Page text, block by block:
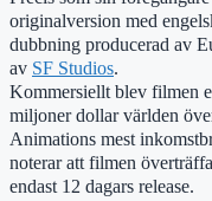
originalversion med
dubbning producerad av
av SF Studios.
Kommersiellt blev filmen
miljoner dollar världen
Animations mest
noterar att filmen
endast 12 dagars release.